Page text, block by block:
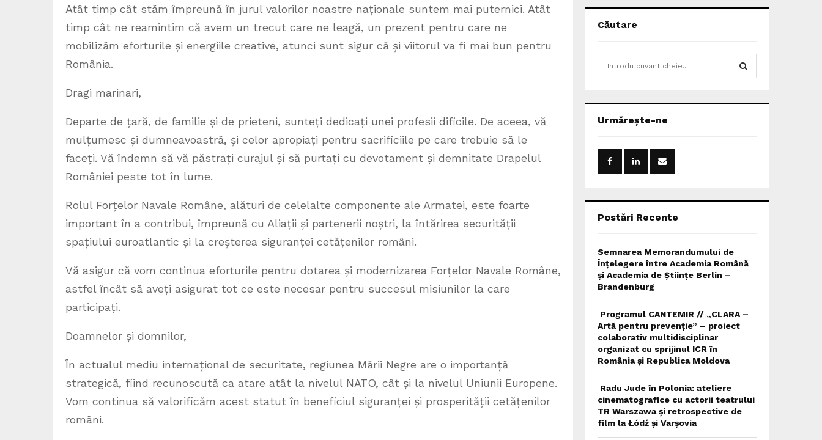
Atât timp cât stăm împreună în jurul valorilor noastre naționale suntem mai puternici. Atât
timp cât ne reamintim că avem un trecut care ne leagă, un prezent pentru care ne
mobilizăm eforturile și energiile creative, atunci sunt sigur că și viitorul va fi mai bun pentru
România.
Dragi marinari,
Departe de țară, de familie și de prieteni, sunteți dedicați unei profesii dificile. De aceea, vă
mulțumesc și dumneavoastră, și celor apropiați pentru sacrificiile pe care trebuie să le
faceți. Vă îndemn să vă păstrați curajul și să purtați cu devotament și demnitate Drapelul
României peste tot în lume.
Rolul Forțelor Navale Române, alături de celelalte componente ale Armatei, este foarte
important în a contribui, împreună cu Aliații și partenerii noștri, la întărirea securității
spațiului euroatlantic și la creșterea siguranței cetățenilor români.
Vă asigur că vom continua eforturile pentru dotarea și modernizarea Forțelor Navale Române,
astfel încât să aveți asigurat tot ce este necesar pentru succesul misiunilor la care
participați.
Doamnelor și domnilor,
În actualul mediu internațional de securitate, regiunea Mării Negre are o importanță
strategică, fiind recunoscută ca atare atât la nivelul NATO, cât și la nivelul Uniunii Europene.
Vom continua să valorificăm acest statut în beneficiul siguranței și prosperității cetățenilor
români.
Căutare
h
o
:
Urmărește-ne
Postări Recente
Semnarea Memorandumului de
Înțelegere între Academia Română
și Academia de Științe Berlin –
Brandenburg
Programul CANTEMIR // „CLARA –
Artă pentru prevenție” – proiect
colaborativ multidisciplinar
organizat cu sprijinul ICR în
România și Republica Moldova
Radu Jude în Polonia: ateliere
cinematografice cu actorii teatrului
TR Warszawa și retrospective de
film la Łódź și Varșovia